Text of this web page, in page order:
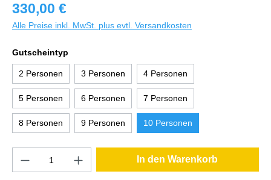
330,00 €
Alle Preise inkl. MwSt. plus evtl. Versandkosten
Gutscheintyp
2 Personen 3 Personen 4 Personen
5 Personen 6 Personen 7 Personen
8 Personen 9 Personen 10 Personen
In den Warenkorb